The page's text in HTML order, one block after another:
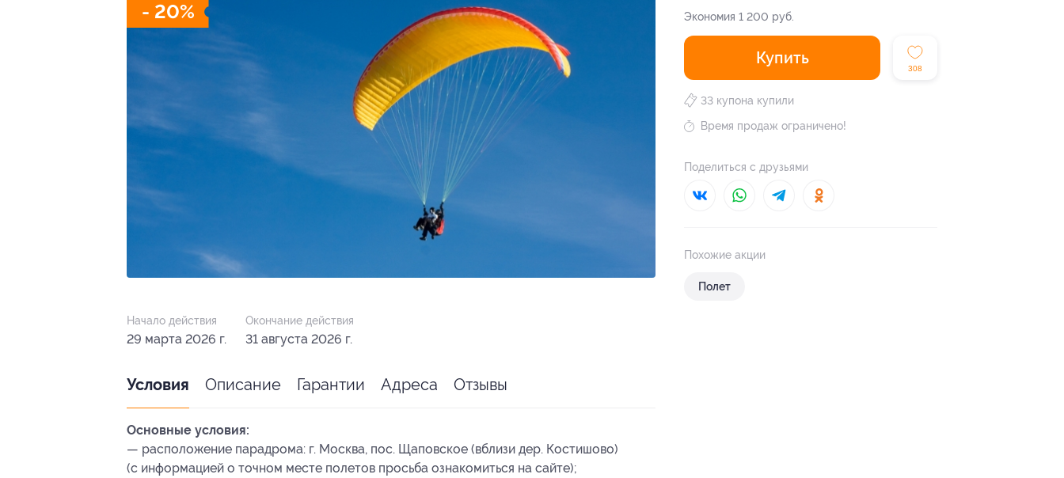
- 20% Экономия 1 200 руб.
Купить
308
33 купона купили
Время продаж ограничено!
Поделиться с друзьями
Похожие акции
Полет
Начало действия
29 марта 2026 г.
Окончание действия
31 августа 2026 г.
Условия Описание Гарантии Адреса Отзывы
Основные условия:
— расположение парадрома: г. Москва, пос. Щаповское (вблизи дер. Костишово)
(с информацией о точном месте полетов просьба ознакомиться на сайте);